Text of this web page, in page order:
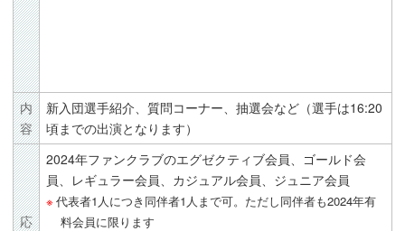
内
容
新入団選手紹介、質問コーナー、抽選会など（選手は16:20
頃までの出演となります）
応
2024年ファンクラブのエグゼクティブ会員、ゴールド会
員、レギュラー会員、カジュアル会員、ジュニア会員
代表者1人につき同伴者1人まで可。ただし同伴者も2024年有
料会員に限ります